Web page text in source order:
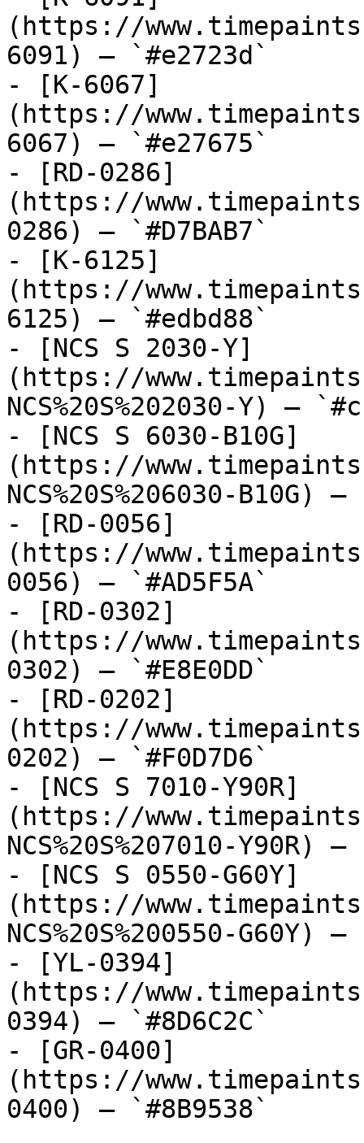
(https://
6091) — `#e2723d`
- [K-6067]
(https://
6067) — `#e27675`
- [RD-0286]
(https://
0286) — `#D7BAB7`
- [K-6125]
(https://
6125) — `#edbd88`
- [NCS S 2030-Y]
(https://
NCS%20S%202030-Y) —
- [NCS S 6030-B10G]
(https://
NCS%20S%206030-B10G)
- [RD-0056]
(https://
0056) — `#AD5F5A`
- [RD-0302]
(https://
0302) — `#E8E0DD`
- [RD-0202]
(https://
0202) — `#F0D7D6`
- [NCS S 7010-Y90R]
(https://
NCS%20S%207010-Y90R)
- [NCS S 0550-G60Y]
(https://
NCS%20S%200550-G60Y)
- [YL-0394]
(https://
0394) — `#8D6C2C`
- [GR-0400]
(https://
0400) — `#8B9538`